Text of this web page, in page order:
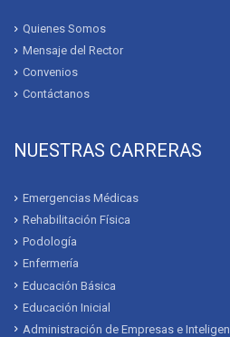
Quienes Somos
Mensaje del Rector
Convenios
Contáctanos
NUESTRAS CARRERAS
Emergencias Médicas
Rehabilitación Física
Podología
Enfermería
Educación Básica
Educación Inicial
Administración de Empresas e